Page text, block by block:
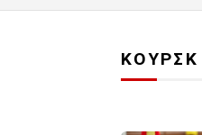
ΚΟΥΡΣΚ